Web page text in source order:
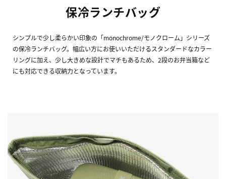
保冷ランチバッグ
シンプルで少し柔らかい印象の「monochrome/モノクローム」シリーズ
の保冷ランチバッグ。幅広い方にお使いいただけるスタンダードなカラー
リングに加え、少し大きめな設計でマチもあるため、2段のお弁当箱など
にも対応できる収納力となっています。